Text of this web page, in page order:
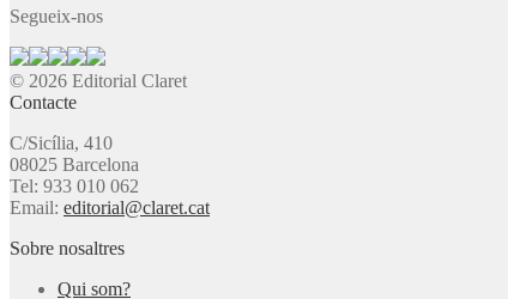
Segueix-nos
© 2026 Editorial Claret
Contacte
C/Sicília, 410
08025 Barcelona
Tel: 933 010 062
Email: editorial@claret.cat
Sobre nosaltres
Qui som?